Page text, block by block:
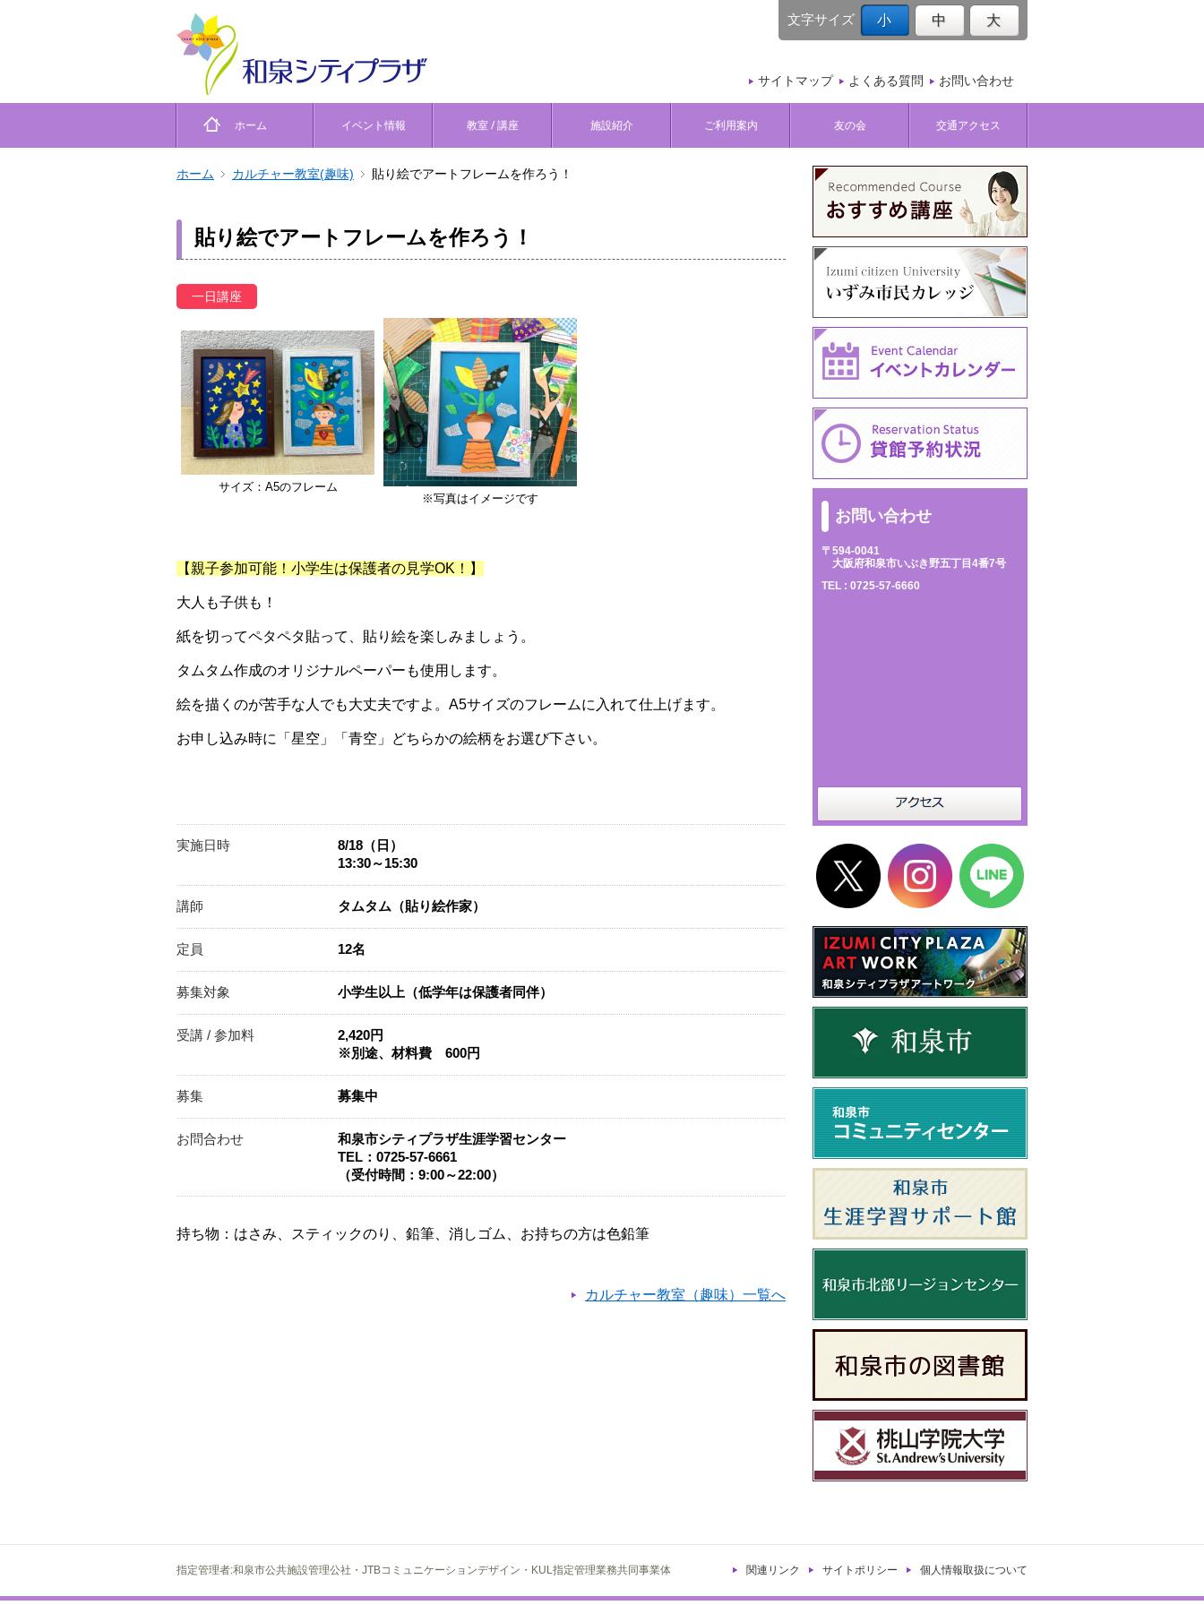
サイトマップ よくある質問 お問い合わせ
文字サイズ 小 中 大
ホーム イベント情報 教室 / 講座 施設紹介 ご利用案内 友の会 交通アクセス
ホーム カルチャー教室(趣味) 貼り絵でアートフレームを作ろう！
貼り絵でアートフレームを作ろう！
一日講座
サイズ：A5のフレーム
※写真はイメージです
【親子参加可能！小学生は保護者の見学OK！】
大人も子供も！
紙を切ってペタペタ貼って、貼り絵を楽しみましょう。
タムタム作成のオリジナルペーパーも使用します。
絵を描くのが苦手な人でも大丈夫ですよ。A5サイズのフレームに入れて仕上げます。
お申し込み時に「星空」「青空」どちらかの絵柄をお選び下さい。
実施日時
8/18（日）
13:30～15:30
講師 タムタム（貼り絵作家）
定員 12名
募集対象 小学生以上（低学年は保護者同伴）
受講 / 参加料
2,420円
※別途、材料費 600円
募集 募集中
お問合わせ
和泉市シティプラザ生涯学習センター
TEL：0725-57-6661
（受付時間：9:00～22:00）
持ち物：はさみ、スティックのり、鉛筆、消しゴム、お持ちの方は色鉛筆
カルチャー教室（趣味）一覧へ
お問い合わせ
〒594-0041
大阪府和泉市いぶき野五丁目4番7号
TEL : 0725-57-6660
関連リンク サイトポリシー 個人情報取扱について
指定管理者:和泉市公共施設管理公社・JTBコミュニケーションデザイン・KUL指定管理業務共同事業体